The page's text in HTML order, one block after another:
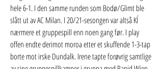
hele 6-1. I den samme runden som Bodø/Glimt ble
slått ut av AC Milan. I 20/21-sesongen var altså KÍ
nærmere et gruppespill enn noen gang før. I play
offen endte derimot moroa etter et skuffende 1-3-tap
borte mot irske Dundalk. Irene tapte forøvrig samtlige